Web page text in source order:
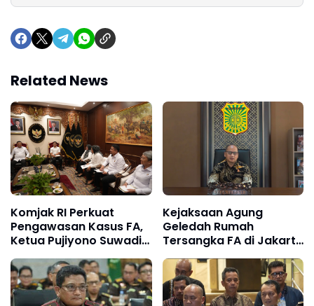
Related News
Komjak RI Perkuat
Pengawasan Kasus FA,
Ketua Pujiyono Suwadi
Tegaskan Penanganan
Harus Transparan dan
Bebas Konflik
Kepentingan
Kejaksaan Agung
Geledah Rumah
Tersangka FA di Jakarta
Selatan, Sejumlah
Dokumen Disita